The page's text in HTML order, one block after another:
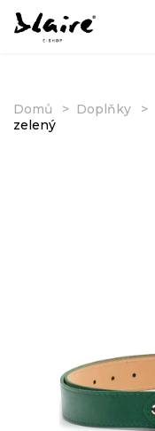
Domů Doplňky
zelený